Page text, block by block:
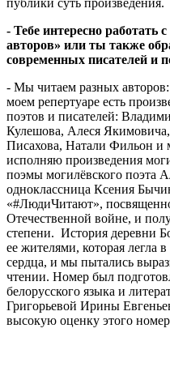
- Тебе интересно работать
авторов» или ты также
современных писателей и
- Мы читаем разных
моем репертуаре есть
поэтов и писателей:
Кулешова, Алеся
Писахова, Натали Фильон и
исполняю произведения
поэмы могилёвского поэта
одноклассница Ксения
«#ЛюдиЧитают»,
Отечественной войне, и
степени. История деревни
ее жителями, которая легла
сердца, и мы пытались
чтении. Номер был
белорусского языка и
Григорьевой Ирины
высокую оценку этого